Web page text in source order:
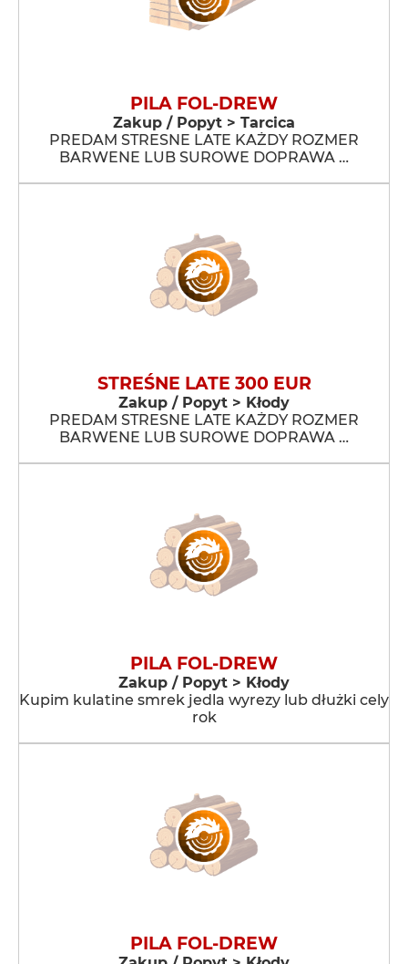
PILA FOL-DREW
Zakup / Popyt > Tarcica
PREDAM STRESNE LATE KAŻDY ROZMER
BARWENE LUB SUROWE DOPRAWA …
STREŚNE LATE 300 EUR
Zakup / Popyt > Kłody
PREDAM STRESNE LATE KAŻDY ROZMER
BARWENE LUB SUROWE DOPRAWA …
PILA FOL-DREW
Zakup / Popyt > Kłody
Kupim kulatine smrek jedla wyrezy lub dłużki cely
rok
PILA FOL-DREW